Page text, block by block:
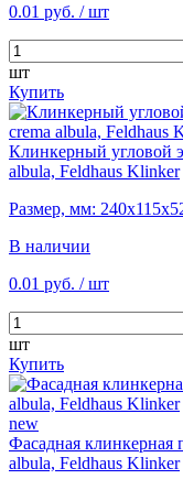
0.01 руб. / шт
шт
Купить
Клинкерный угловой
albula, Feldhaus Klinker
Размер, мм:
В наличии
0.01 руб. / шт
шт
Купить
new
Фасадная клинкерная
albula, Feldhaus Klinker